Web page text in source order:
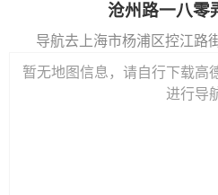
沧州路一八零
导航去上海市杨浦区控江路
暂无地图信息，请自行下载高
进行导